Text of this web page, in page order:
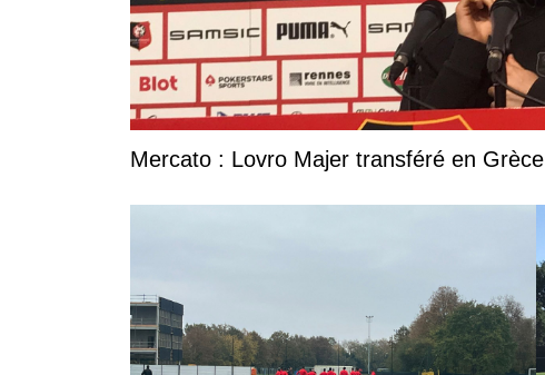
Mercato : Lovro Majer transféré en Grèce